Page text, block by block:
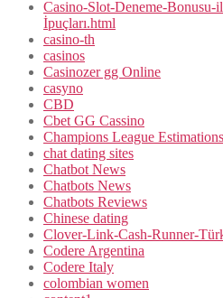
Casino-Slot-Deneme-Bonusu-
İpuçları.html
casino-th
casinos
Casinozer gg Online
casyno
CBD
Cbet GG Cassino
Champions League
chat dating sites
Chatbot News
Chatbots News
Chatbots Reviews
Chinese dating
Clover-Link-Cash-Runner-
Codere Argentina
Codere Italy
colombian women